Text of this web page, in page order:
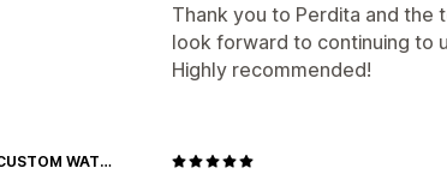
Thank you to Perdita and
look forward to continuing to
Highly recommended!
YATSSO CUSTOM WATCHES